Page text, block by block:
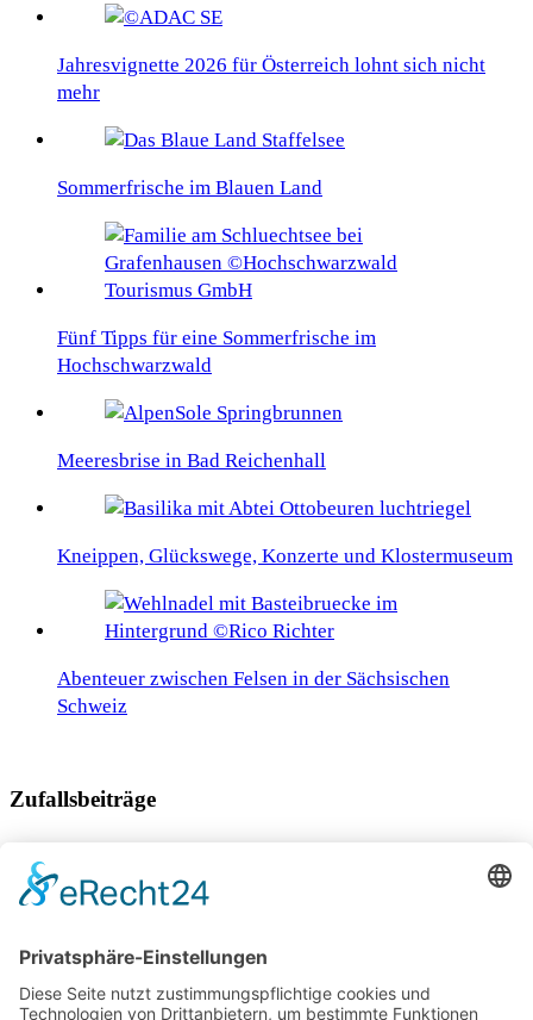
Jahresvignette 2026 für Österreich lohnt sich nicht
mehr
Sommerfrische im Blauen Land
Fünf Tipps für eine Sommerfrische im
Hochschwarzwald
Meeresbrise in Bad Reichenhall
Kneippen, Glückswege, Konzerte und Klostermuseum
Abenteuer zwischen Felsen in der Sächsischen
Schweiz
Zufallsbeiträge
Madeiras Schätze abseits des Mainstreams
Die Highlights von Herceg Novi in Montenegro